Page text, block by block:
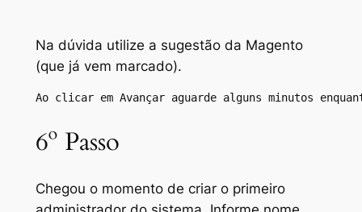
Na dúvida utilize a sugestão da Magento
(que já vem marcado).
Ao clicar em Avançar aguarde alguns minutos
6º Passo
Chegou o momento de criar o primeiro